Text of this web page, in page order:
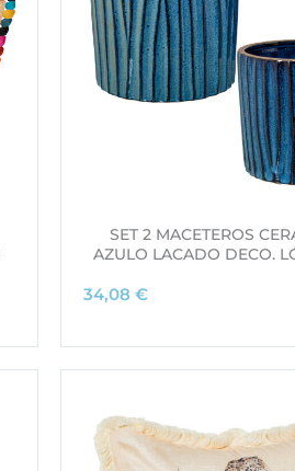
SET 2 MACETEROS
AZULO LACADO DECO.
34,08 €